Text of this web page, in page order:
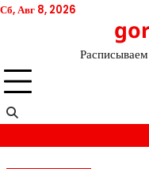
Перейти
Сб, Авг 8, 2026